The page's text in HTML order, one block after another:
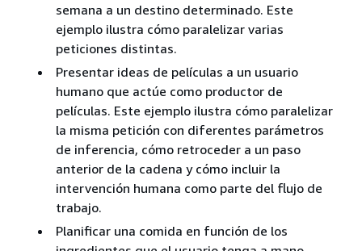
semana a un destino determinado. Este
ejemplo ilustra cómo paralelizar varias
peticiones distintas.
Presentar ideas de películas a un usuario
humano que actúe como productor de
películas. Este ejemplo ilustra cómo paralelizar
la misma petición con diferentes parámetros
de inferencia, cómo retroceder a un paso
anterior de la cadena y cómo incluir la
intervención humana como parte del flujo de
trabajo.
Planificar una comida en función de los